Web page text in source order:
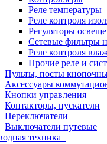
Реле температуры
Реле контроля
Регуляторы
Сетевые фильтры
Реле контроля
Прочие реле и
Пульты, посты
Аксессуары
Кнопки управления
Контакторы, пускатели
Переключатели
Выключатели путевые
техника